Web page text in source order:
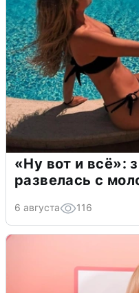
«Ну вот и всё»:
развелась с
6 августа 116